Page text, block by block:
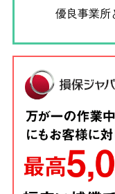
優良事業所